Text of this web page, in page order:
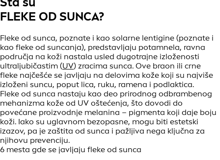
FLEKE OD SUNCA?
Fleke od sunca, poznate i kao solarne lentigine (poznate i
kao fleke od suncanja), predstavljaju potamnela, ravna
područja na koži nastala usled dugotrajne izloženosti
ultraljubičastim (UV) zracima sunca. Ove braon ili crne
fleke najčešće se javljaju na delovima kože koji su najviše
izloženi suncu, poput lica, ruku, ramena i podlaktica.
Fleke od sunca nastaju kao deo prirodnog odbrambenog
mehanizma kože od UV oštećenja, što dovodi do
povećane proizvodnje melanina – pigmenta koji daje boju
koži. Iako su uglavnom bezopasne, mogu biti estetski
izazov, pa je zaštita od sunca i pažljiva nega ključna za
njihovu prevenciju.
6 mesta gde se javljaju fleke od sunca